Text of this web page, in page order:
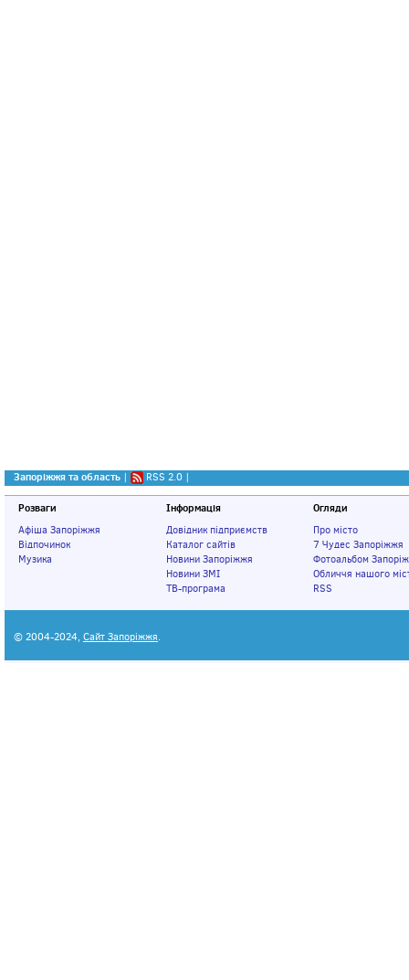
Запоріжжя та область | RSS 2.0 |
Розваги
Афіша Запоріжжя
Відпочинок
Музика
Інформація
Довідник підприємств
Каталог сайтів
Новини Запоріжжя
Новини ЗМІ
ТВ-програма
Огляди
Про місто
7 Чудес Запоріжжя
Фотоальбом
Обличчя нашого
RSS
© 2004-2024, Сайт Запоріжжя.